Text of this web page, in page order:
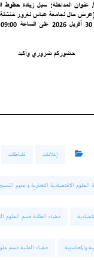
إعلانات نشاطات
العلوم الاقتصادية التجارية و علوم
فضاء الطلبة قسم العلوم
والمحاسبية فضاء الطلبة قسم